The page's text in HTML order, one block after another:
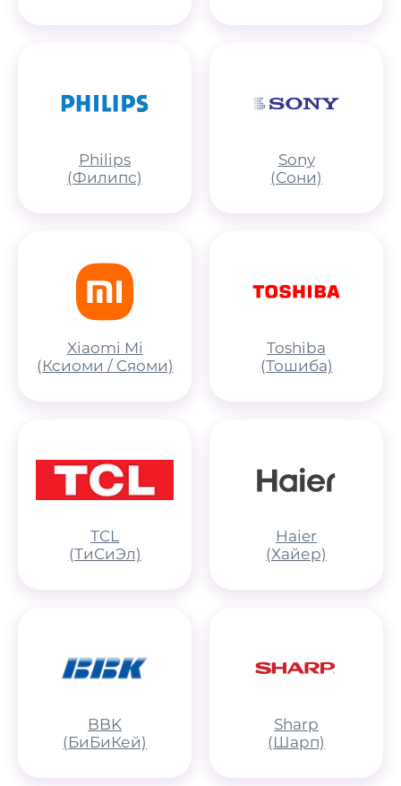
Philips
(Филипс)
Sony
(Сони)
Xiaomi Mi
(Ксиоми / Сяоми)
Toshiba
(Тошиба)
TCL
(ТиСиЭл)
Haier
(Хайер)
BBK
(БиБиКей)
Sharp
(Шарп)